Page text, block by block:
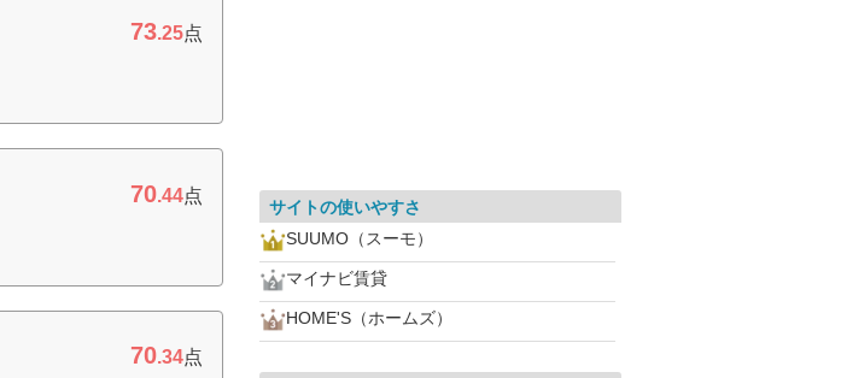
73.25点
70.44点
70.34点
サイトの使いやすさ
SUUMO（スーモ）
マイナビ賃貸
HOME'S（ホームズ）